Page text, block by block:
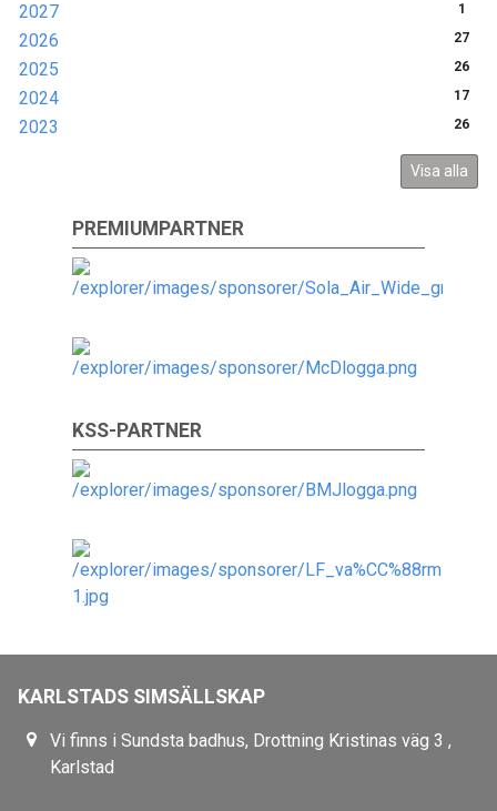
2027 1
2026 27
2025 26
2024 17
2023 26
Visa alla
PREMIUMPARTNER
KSS-PARTNER
KARLSTADS SIMSÄLLSKAP
Vi finns i Sundsta badhus, Drottning Kristinas väg 3 ,
Karlstad